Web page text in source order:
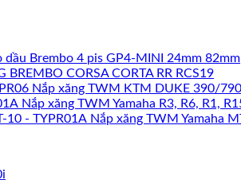
dầu Brembo 4 pis GP4-MINI 24mm 82mm
BREMBO CORSA CORTA RR RCS19
Nắp xăng TWM KTM DUKE 390/
Nắp xăng TWM Yamaha R3, R6, R1,
Nắp xăng TWM Yamaha